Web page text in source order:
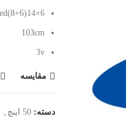
6×14(8+6)Led
103cm
3v
مقایسه
دسته: 50 اینچ ,